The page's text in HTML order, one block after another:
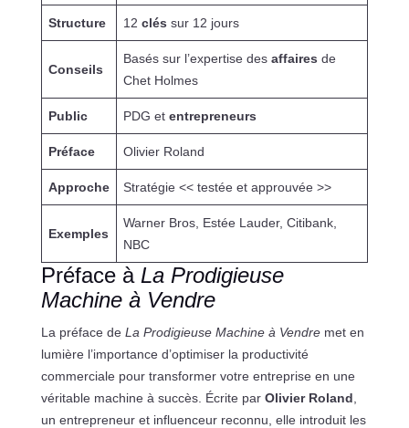
Structure 12 clés sur 12 jours
Conseils
Basés sur l’expertise des affaires de
Chet Holmes
Public PDG et entrepreneurs
Préface Olivier Roland
Approche Stratégie << testée et approuvée >>
Exemples
Warner Bros, Estée Lauder, Citibank,
NBC
Préface à La Prodigieuse
Machine à Vendre
La préface de La Prodigieuse Machine à Vendremet en
lumière l’importance d’optimiser la productivité
commerciale pour transformer votre entreprise en une
véritable machine à succès. Écrite par Olivier Roland
un entrepreneur et influenceur reconnu, elle introduit les